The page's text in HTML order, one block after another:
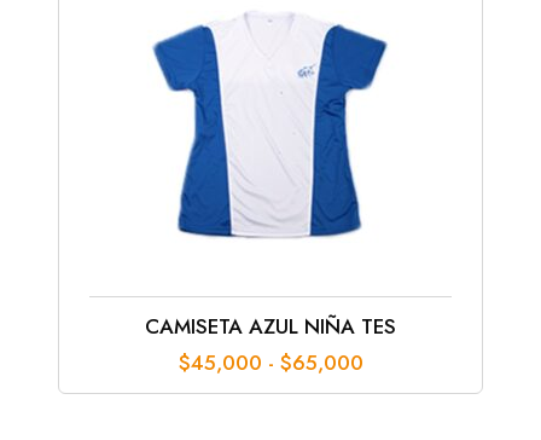
CAMISETA AZUL NIÑA TES
$45,000 - $65,000Rango
de